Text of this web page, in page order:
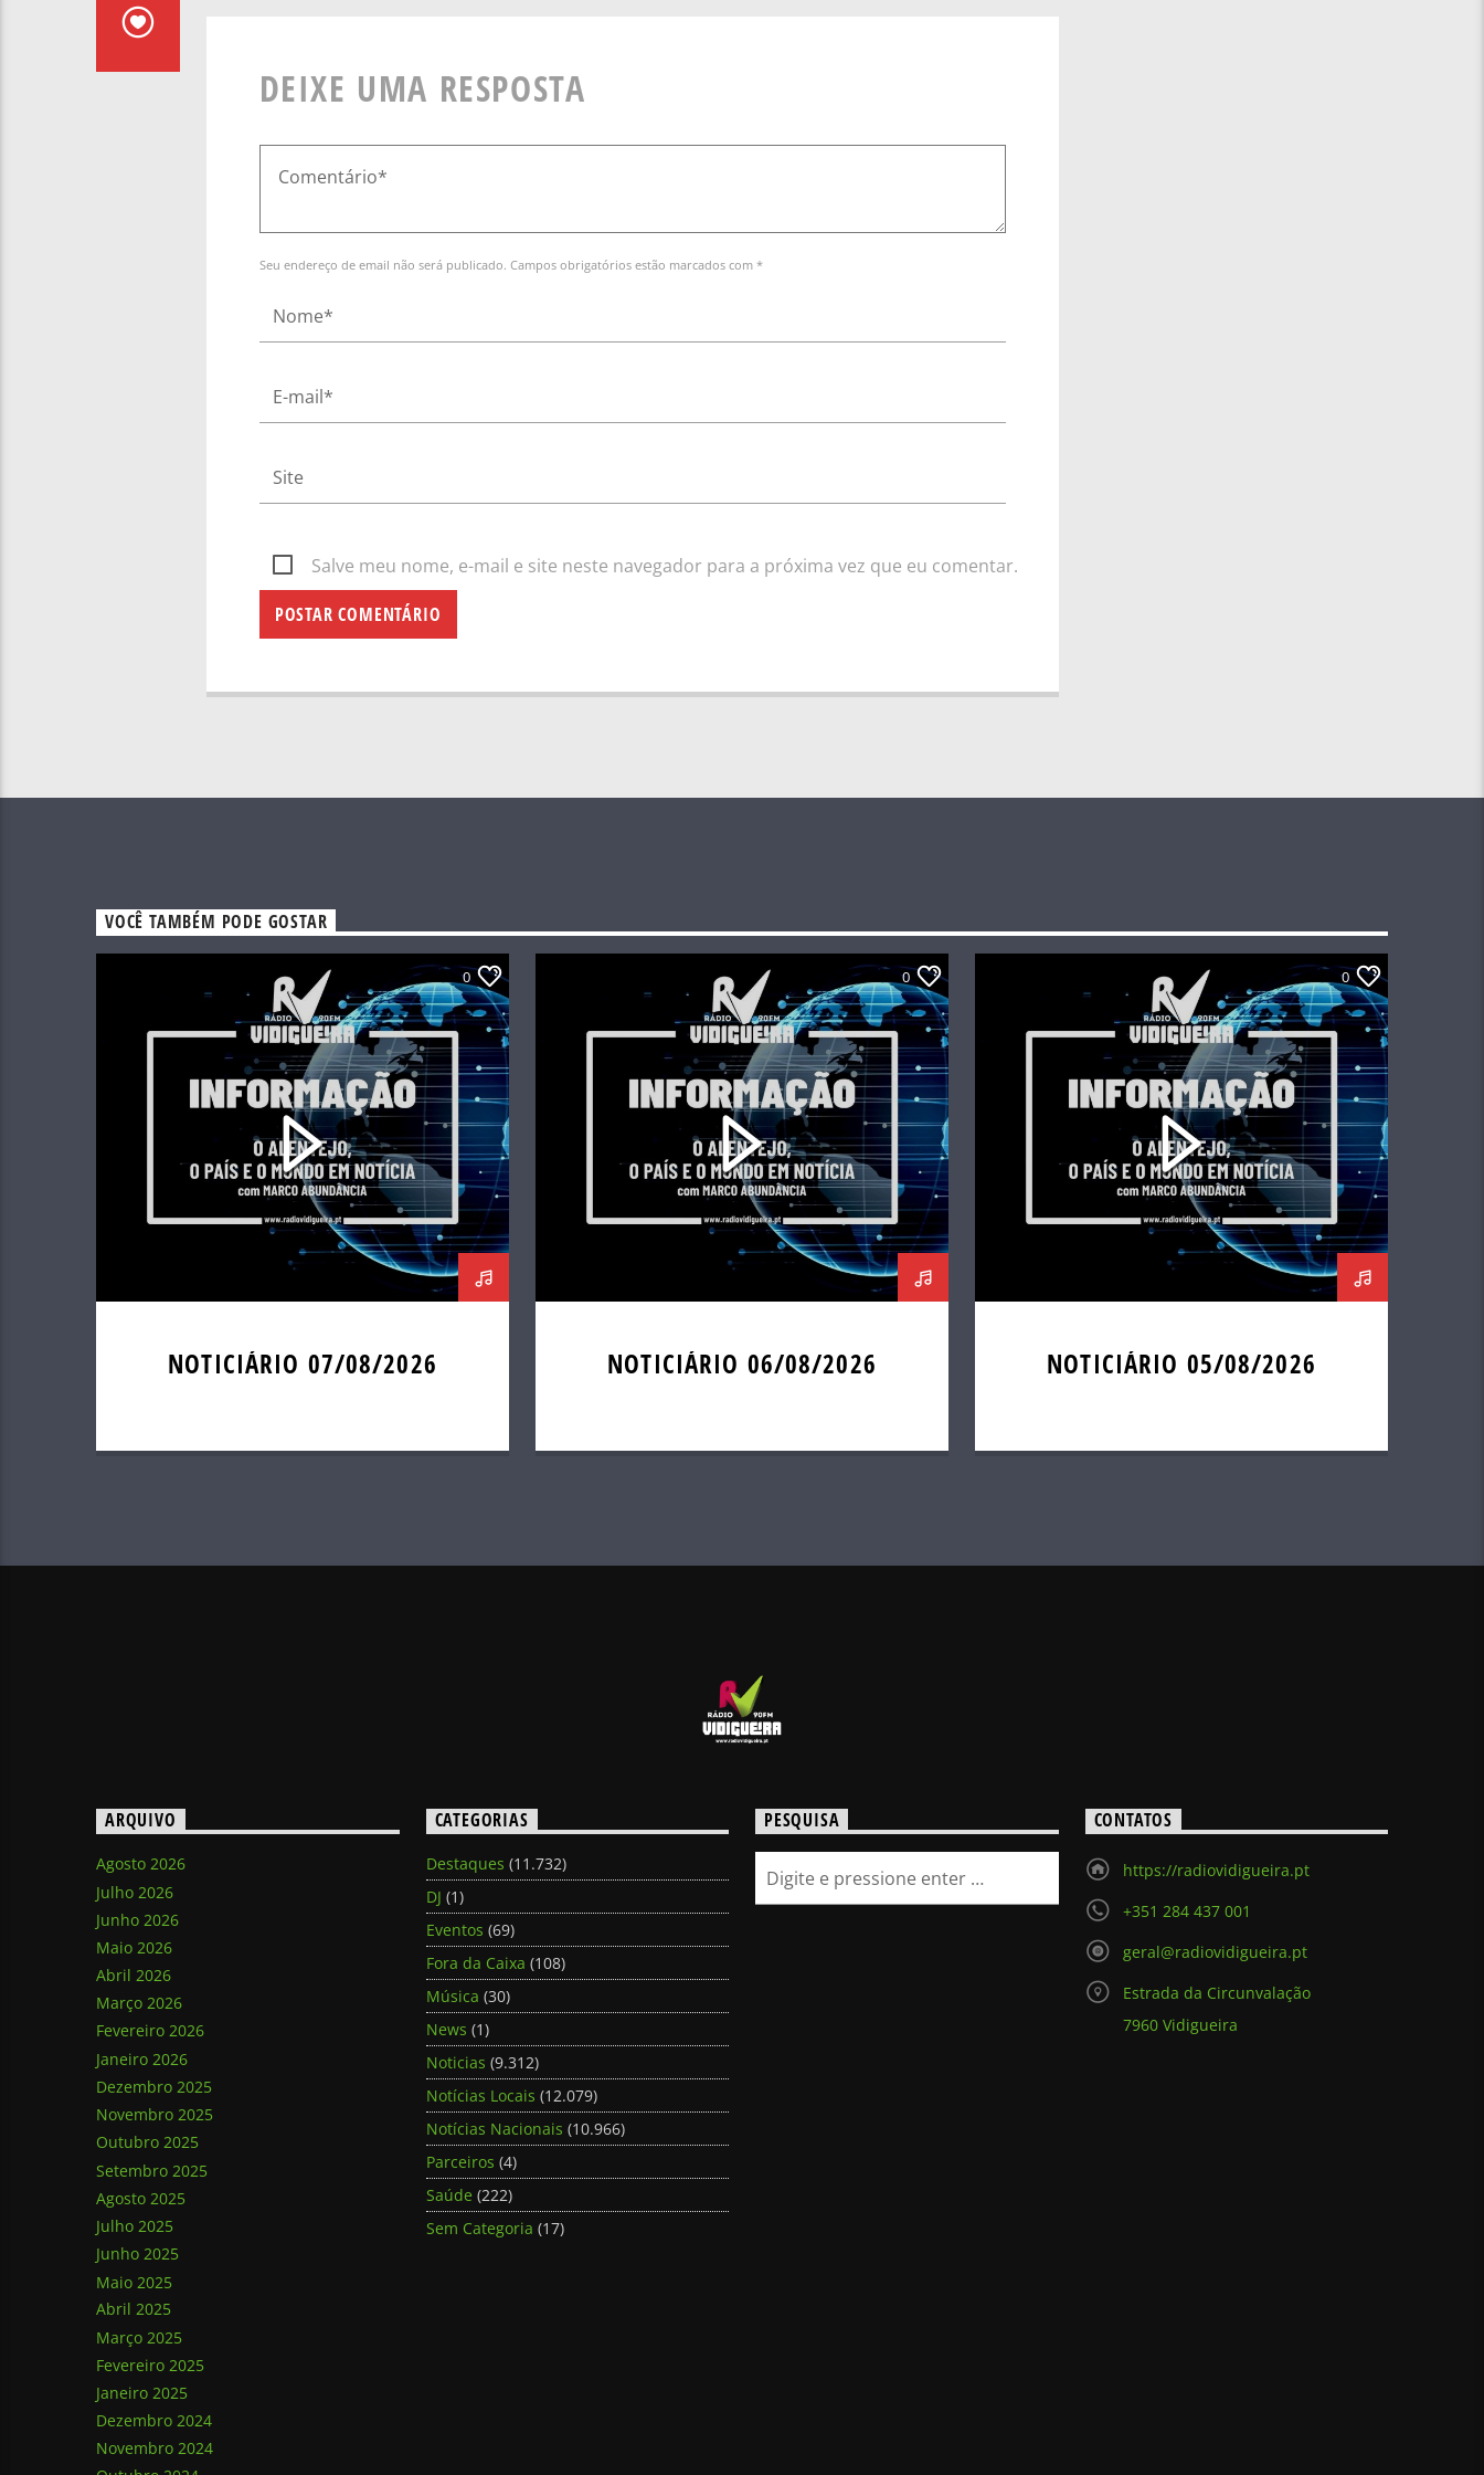
DEIXE UMA RESPOSTA
Seu endereço de email não será publicado. Campos obrigatórios estão marcados com *
Salve meu nome, e-mail e site neste navegador para a próxima vez que eu comentar.
VOCÊ TAMBÉM PODE GOSTAR
0
NOTICIÁRIO 07/08/2026
0
NOTICIÁRIO 06/08/2026
0
NOTICIÁRIO 05/08/2026
ARQUIVO
Agosto 2026
Julho 2026
Junho 2026
Maio 2026
Abril 2026
Março 2026
Fevereiro 2026
Janeiro 2026
Dezembro 2025
Novembro 2025
Outubro 2025
Setembro 2025
Agosto 2025
Julho 2025
Junho 2025
Maio 2025
Abril 2025
Março 2025
Fevereiro 2025
Janeiro 2025
Dezembro 2024
Novembro 2024
CATEGORIAS
Destaques (11.732)
DJ (1)
Eventos (69)
Fora da Caixa (108)
Música (30)
News (1)
Noticias (9.312)
Notícias Locais (12.079)
Notícias Nacionais (10.966)
Parceiros (4)
Saúde (222)
Sem Categoria (17)
PESQUISA CONTATOS
https://radiovidigueira.pt
+351 284 437 001
geral@radiovidigueira.pt
Estrada da Circunvalação
7960 Vidigueira